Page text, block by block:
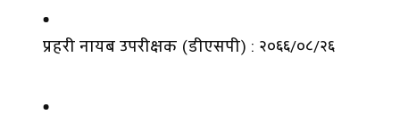
प्रहरी नायब उपरीक्षक (डीएसपी) : २०६६/०८/२६